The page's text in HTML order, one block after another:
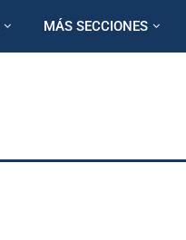
MÁS SECCIONES